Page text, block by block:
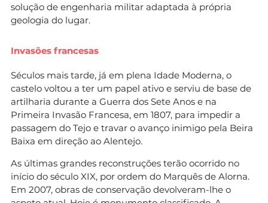
solução de engenharia militar adaptada à própria
geologia do lugar.
Invasões francesas
Séculos mais tarde, já em plena Idade Moderna, o
castelo voltou a ter um papel ativo e serviu de base de
artilharia durante a Guerra dos Sete Anos e na
Primeira Invasão Francesa, em 1807, para impedir a
passagem do Tejo e travar o avanço inimigo pela Beira
Baixa em direção ao Alentejo.
As últimas grandes reconstruções terão ocorrido no
início do século XIX, por ordem do Marquês de Alorna.
Em 2007, obras de conservação devolveram-lhe o